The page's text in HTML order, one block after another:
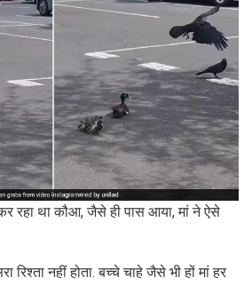
रहा था कौआ, जैसे ही पास आया, मां ने ऐसे
रिश्ता नहीं होता. बच्चे चाहे जैसे भी हों मां हर